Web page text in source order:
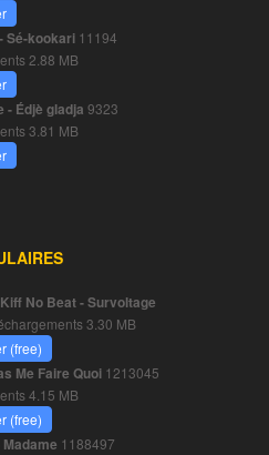
Sé-kookari 11194
2.88 MB
- Édjè gladja 9323
3.81 MB
No Beat - Survoltage
3.30 MB
(free)
Me Faire Quoi 1213045
4.15 MB
(free)
1188497